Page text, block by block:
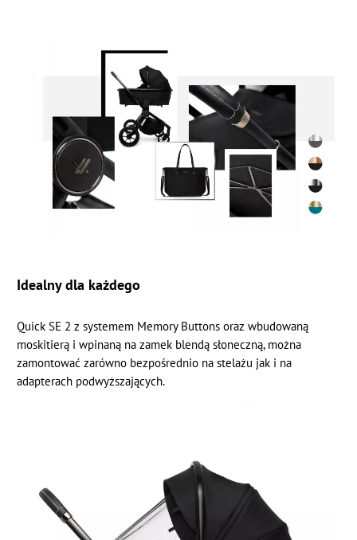
Idealny dla każdego
Quick SE 2 z systemem Memory Buttons oraz wbudowaną
moskitierą i wpinaną na zamek blendą słoneczną, można
zamontować zarówno bezpośrednio na stelażu jak i na
adapterach podwyższających.